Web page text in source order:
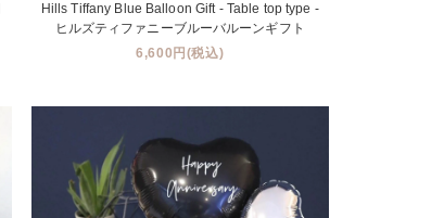
Hills Tiffany Blue Balloon Gift - Table top type -
ヒルズティファニーブルーバルーンギフト
6,600円(税込)